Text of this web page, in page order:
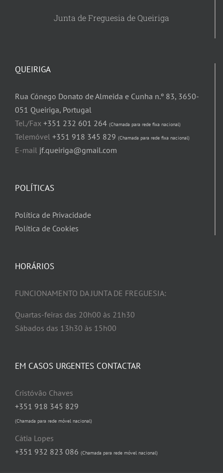
Junta de Freguesia de Queiriga
QUEIRIGA
Rua Cónego Donato de Almeida e Cunha n.º 83, 3650-
051 Queiriga, Portugal
Tel./Fax +351 232 601 264 (Chamada para rede fixa nacional)
Telemóvel +351 918 345 829 (Chamada para rede fixa nacional)
E-mail jf.queiriga@gmail.com
POLÍTICAS
Política de Privacidade
Política de Cookies
HORÁRIOS
FUNCIONAMENTO DA JUNTA DE FREGUESIA:
Quartas-feiras das 20h00 às 21h30
Sábados das 13h30 às 15h00
EM CASOS URGENTES CONTACTAR
Cristóvão Chaves
+351 918 345 829
(Chamada para rede móvel nacional)
Cátia Lopes
+351 932 823 086 (Chamada para rede móvel nacional)